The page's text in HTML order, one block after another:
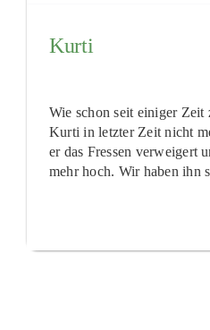
Kurti
Wie schon seit einiger Zeit
Kurti in letzter Zeit nicht
er das Fressen verweigert
mehr hoch. Wir haben ihn